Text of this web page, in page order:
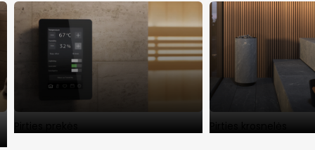
Pirties prekės Pirties krosnelės